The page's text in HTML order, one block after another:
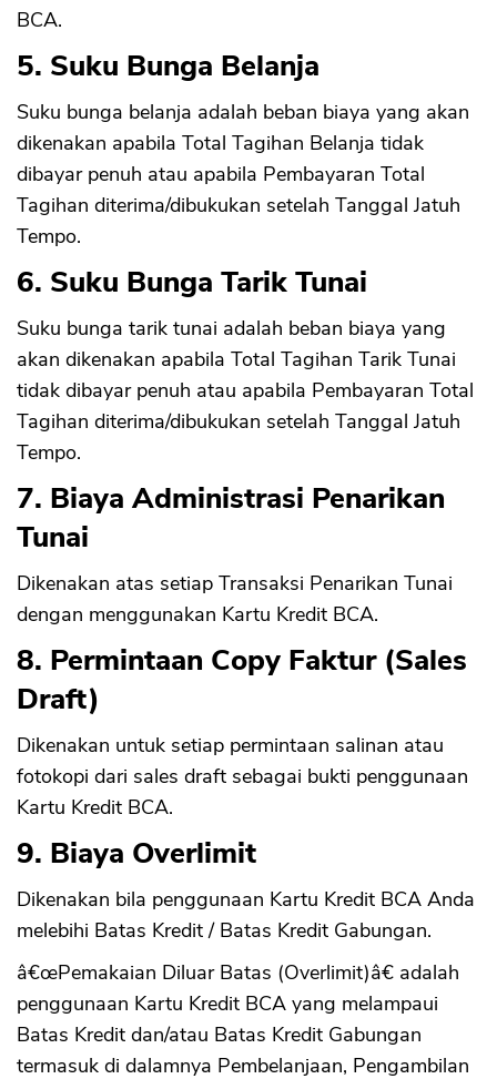
BCA.
5. Suku Bunga Belanja
Suku bunga belanja adalah beban biaya yang akan
dikenakan apabila Total Tagihan Belanja tidak
dibayar penuh atau apabila Pembayaran Total
Tagihan diterima/dibukukan setelah Tanggal Jatuh
Tempo.
6. Suku Bunga Tarik Tunai
Suku bunga tarik tunai adalah beban biaya yang
akan dikenakan apabila Total Tagihan Tarik Tunai
tidak dibayar penuh atau apabila Pembayaran Total
Tagihan diterima/dibukukan setelah Tanggal Jatuh
Tempo.
7. Biaya Administrasi Penarikan
Tunai
Dikenakan atas setiap Transaksi Penarikan Tunai
dengan menggunakan Kartu Kredit BCA.
8. Permintaan Copy Faktur (Sales
Draft)
Dikenakan untuk setiap permintaan salinan atau
fotokopi dari sales draft sebagai bukti penggunaan
Kartu Kredit BCA.
9. Biaya Overlimit
Dikenakan bila penggunaan Kartu Kredit BCA Anda
melebihi Batas Kredit / Batas Kredit Gabungan.
â€œPemakaian Diluar Batas (Overlimit)â€ adalah
penggunaan Kartu Kredit BCA yang melampaui
Batas Kredit dan/atau Batas Kredit Gabungan
termasuk di dalamnya Pembelanjaan, Pengambilan
OK
CANCEL